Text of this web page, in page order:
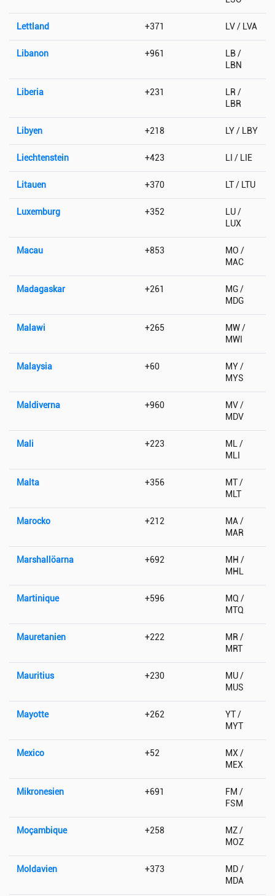
Lettland +371 LV / LVA
Libanon +961
LB /
LBN
Liberia +231
LR /
LBR
Libyen +218 LY / LBY
Liechtenstein +423 LI / LIE
Litauen +370 LT / LTU
Luxemburg +352
LU /
LUX
Macau +853
MO /
MAC
Madagaskar +261
MG /
MDG
Malawi +265
MW /
MWI
Malaysia +60
MY /
MYS
Maldiverna +960
MV /
MDV
Mali +223
ML /
MLI
Malta +356
MT /
MLT
Marocko +212
MA /
MAR
Marshallöarna +692
MH /
MHL
Martinique +596
MQ /
MTQ
Mauretanien +222
MR /
MRT
Mauritius +230
MU /
MUS
Mayotte +262
YT /
MYT
Mexico +52
MX /
MEX
Mikronesien +691
FM /
FSM
Moçambique +258
MZ /
MOZ
Moldavien +373
MD /
MDA